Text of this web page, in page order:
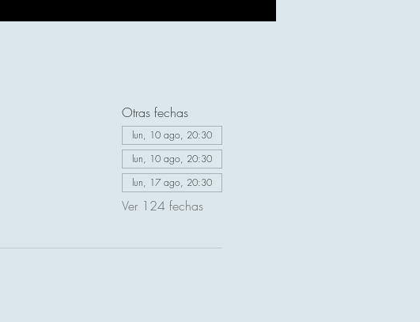
Otras fechas
lun, 10 ago, 20:30
lun, 10 ago, 20:30
lun, 17 ago, 20:30
Ver 124 fechas